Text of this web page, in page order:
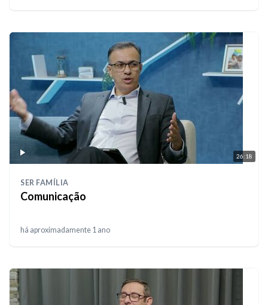
26:18
SER FAMÍLIA
Comunicação
há aproximadamente 1 ano